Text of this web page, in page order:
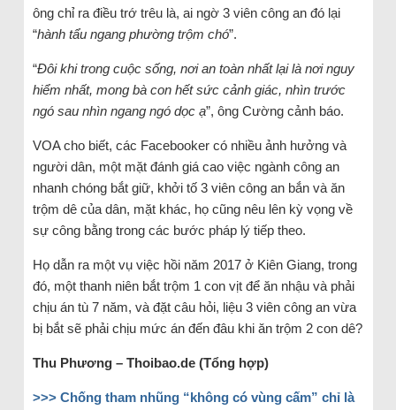
ông chỉ ra điều trớ trêu là, ai ngờ 3 viên công an đó lại
“hành tẩu ngang phường trộm chó”.
“Đôi khi trong cuộc sống, nơi an toàn nhất lại là nơi nguy
hiểm nhất, mong bà con hết sức cảnh giác, nhìn trước
ngó sau nhìn ngang ngó dọc ạ”, ông Cường cảnh báo.
VOA cho biết, các Facebooker có nhiều ảnh hưởng và
người dân, một mặt đánh giá cao việc ngành công an
nhanh chóng bắt giữ, khởi tố 3 viên công an bắn và ăn
trộm dê của dân, mặt khác, họ cũng nêu lên kỳ vọng về
sự công bằng trong các bước pháp lý tiếp theo.
Họ dẫn ra một vụ việc hồi năm 2017 ở Kiên Giang, trong
đó, một thanh niên bắt trộm 1 con vịt để ăn nhậu và phải
chịu án tù 7 năm, và đặt câu hỏi, liệu 3 viên công an vừa
bị bắt sẽ phải chịu mức án đến đâu khi ăn trộm 2 con dê?
Thu Phương – Thoibao.de (Tổng hợp)
>>> Chống tham nhũng “không có vùng cấm” chỉ là